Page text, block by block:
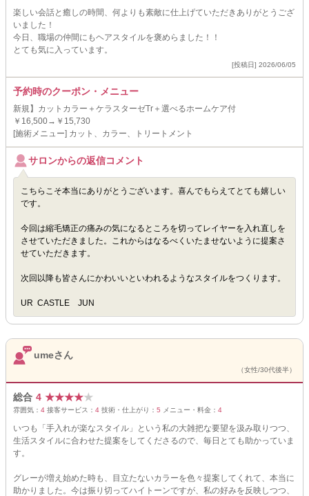
楽しい会話と癒しの時間、何よりも素敵に仕上げていただきありがとうござ
いました！
今日、職場の仲間にもヘアスタイルを褒めらました！！
とても気に入っています。
[投稿日] 2026/06/05
予約時のクーポン・メニュー
新規】カットカラー＋ケラスターゼTr＋選べるホームケア付
￥16,500→￥15,730
[施術メニュー] カット、カラー、トリートメント
サロンからの返信コメント
こちらこそ本当にありがとうございます。喜んでもらえてとても嬉しい
です。
今回は縮毛矯正の痛みの気になるところを切ってレイヤーを入れ直しを
させていただきました。これからはなるべくいたませないように提案さ
せていただきます。
次回以降も皆さんにかわいいといわれるようなスタイルをつくります。
UR CASTLE JUN
umeさん
（女性/30代後半）
総合 4 ★★★★★
雰囲気： 4 接客サービス： 4 技術・仕上がり： 5 メニュー・料金： 4
いつも「手入れが楽なスタイル」という私の大雑把な要望を汲み取りつつ、
生活スタイルに合わせた提案をしてくださるので、毎日とても助かっていま
す。
グレーが増え始めた時も、目立たないカラーを色々提案してくれて、本当に
助かりました。今は振り切ってハイトーンですが、私の好みを反映しつつ、